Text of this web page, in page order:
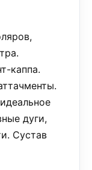
каппа.
дуги,
Сустав